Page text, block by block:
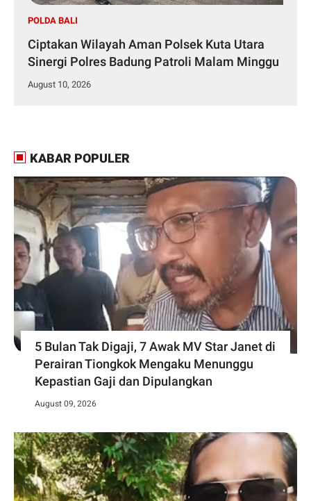
POLDA BALI
Ciptakan Wilayah Aman Polsek Kuta Utara
Sinergi Polres Badung Patroli Malam Minggu
August 10, 2026
KABAR POPULER
5 Bulan Tak Digaji, 7 Awak MV Star Janet di
Perairan Tiongkok Mengaku Menunggu
Kepastian Gaji dan Dipulangkan
August 09, 2026